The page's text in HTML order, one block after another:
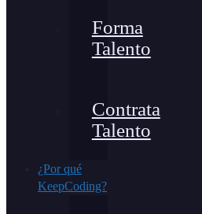
Forma
Talento
Contrata
Talento
¿Por qué
KeepCoding?